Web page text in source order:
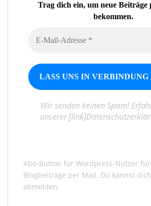
Trag dich ein, um neue Beiträge
bekommen.
Wir senden keinen Spam!
unserer
Abo-Button für Wordpress-Nutzer
Blogbeiträge per Mail. Du kannst
abmelden.